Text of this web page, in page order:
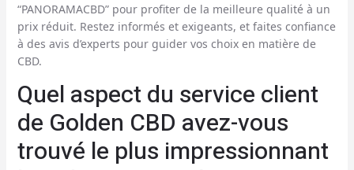
“PANORAMACBD” pour profiter de la meilleure qualité à un
prix réduit. Restez informés et exigeants, et faites confiance
à des avis d’experts pour guider vos choix en matière de
CBD.
Quel aspect du service client
de Golden CBD avez-vous
trouvé le plus impressionnant